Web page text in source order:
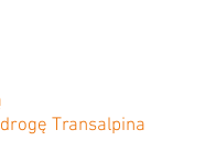
drogę Transalpina